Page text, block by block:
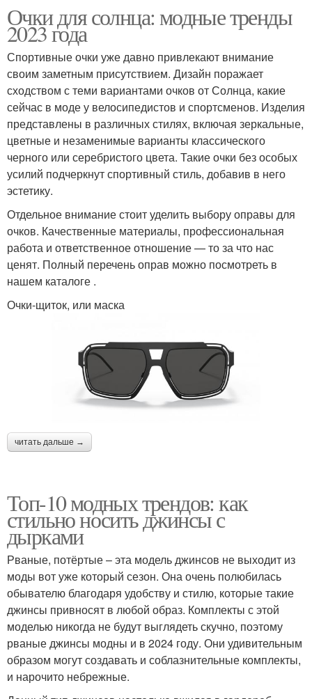
Очки для солнца: модные тренды
2023 года
Спортивные очки уже давно привлекают внимание
своим заметным присутствием. Дизайн поражает
сходством с теми вариантами очков от Солнца, какие
сейчас в моде у велосипедистов и спортсменов. Изделия
представлены в различных стилях, включая зеркальные,
цветные и незаменимые варианты классического
черного или серебристого цвета. Такие очки без особых
усилий подчеркнут спортивный стиль, добавив в него
эстетику.
Отдельное внимание стоит уделить выбору оправы для
очков. Качественные материалы, профессиональная
работа и ответственное отношение — то за что нас
ценят. Полный перечень оправ можно посмотреть в
нашем каталоге .
Очки-щиток, или маска
читать дальше →
Топ-10 модных трендов: как
стильно носить джинсы с
дырками
Рваные, потёртые – эта модель джинсов не выходит из
моды вот уже который сезон. Она очень полюбилась
обывателю благодаря удобству и стилю, которые такие
джинсы привносят в любой образ. Комплекты с этой
моделью никогда не будут выглядеть скучно, поэтому
рваные джинсы модны и в 2024 году. Они удивительным
образом могут создавать и соблазнительные комплекты,
и нарочито небрежные.